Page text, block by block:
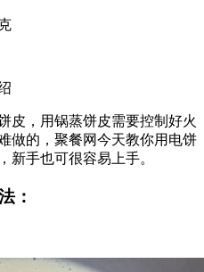
皮，用锅蒸饼皮需要控制好火
做的，聚餐网今天教你用电饼
新手也可很容易上手。
：